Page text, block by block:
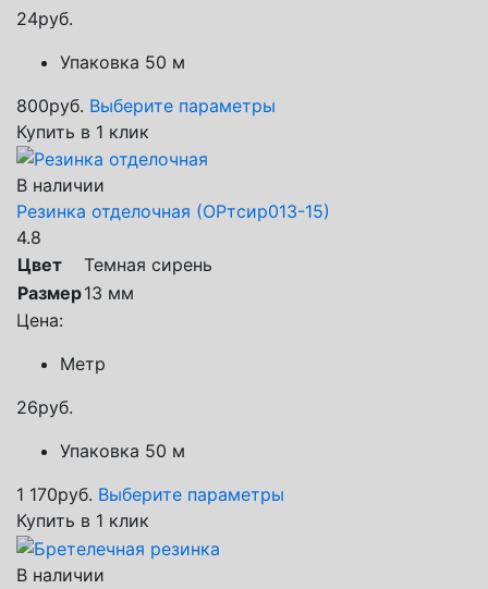
24руб.
Упаковка 50 м
800руб. Выберите параметры
Купить в 1 клик
В наличии
Резинка отделочная (ОРтсир013-15)
4.8
Цвет
Темная сирень
Размер13 мм
Цена:
Метр
26руб.
Упаковка 50 м
1 170руб. Выберите параметры
Купить в 1 клик
В наличии